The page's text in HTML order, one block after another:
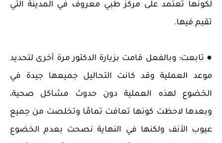
لكونها تعتمد على مركز طبي معروف في المدينة التي
تقيم فيها.
● تابعت: وبالفعل قامت بزيارة الدكتور مرة أخرى لتحديد
موعد العملية وقد كانت التحاليل جميعها جيدة في
الخضوع لهذه العملية دون حدوث مشاكل صحية،
وبعدها لاحظت كونها تعافت تمامًا وتخلصت من جميع
عيوب الأنف ولكنها في النهاية نصحت بعدم الخضوع